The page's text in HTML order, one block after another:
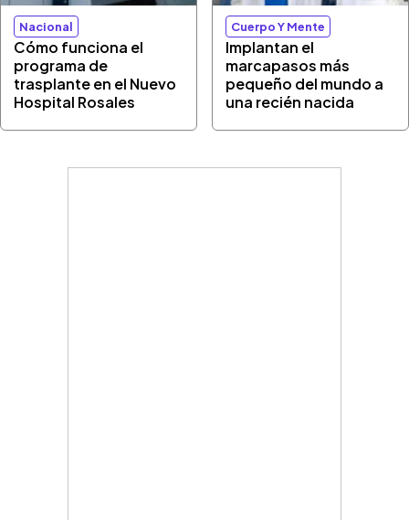
Nacional
Cómo funciona el
programa de
trasplante en el Nuevo
Hospital Rosales
Cuerpo Y Mente
Implantan el
marcapasos más
pequeño del mundo a
una recién nacida